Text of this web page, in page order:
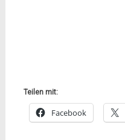
Teilen mit:
Facebook